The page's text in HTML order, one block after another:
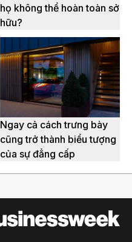
họ không thể hoàn toàn sở
hữu?
Ngay cả cách trưng bày
cũng trở thành biểu tượng
của sự đẳng cấp